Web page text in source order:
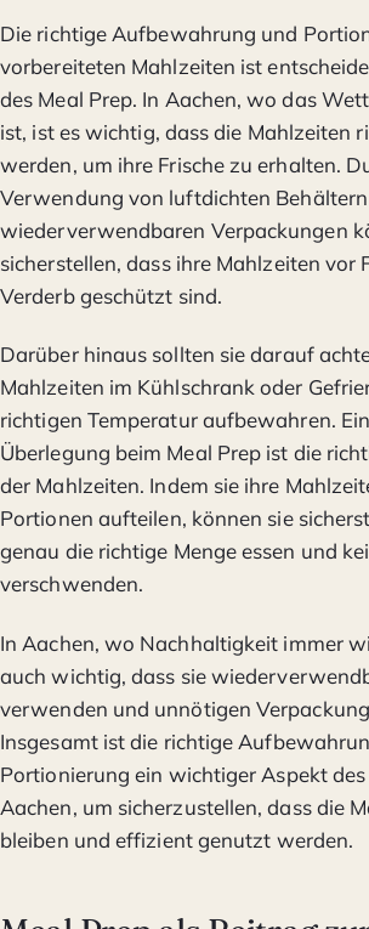
Die richtige Aufbewahrung und
vorbereiteten Mahlzeiten ist
des Meal Prep. In Aachen, wo das
ist, ist es wichtig, dass die Mahlzeiten
werden, um ihre Frische zu erhalten.
Verwendung von luftdichten
wiederverwendbaren Verpackungen
sicherstellen, dass ihre Mahlzeiten vor
Verderb geschützt sind.
Darüber hinaus sollten sie darauf
Mahlzeiten im Kühlschrank oder
richtigen Temperatur aufbewahren.
Überlegung beim Meal Prep ist die
der Mahlzeiten. Indem sie ihre
Portionen aufteilen, können sie
genau die richtige Menge essen und
verschwenden.
In Aachen, wo Nachhaltigkeit immer
auch wichtig, dass sie
verwenden und unnötigen
Insgesamt ist die richtige
Portionierung ein wichtiger Aspekt des
Aachen, um sicherzustellen, dass die
bleiben und effizient genutzt werden.